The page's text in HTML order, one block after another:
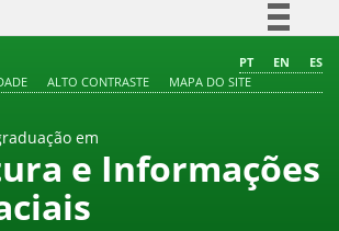
Comunica BR
Acesso à informação
Legislação
PT EN
ES
ALTO CONTRASTE MAPA DO SITE
em
e Informações